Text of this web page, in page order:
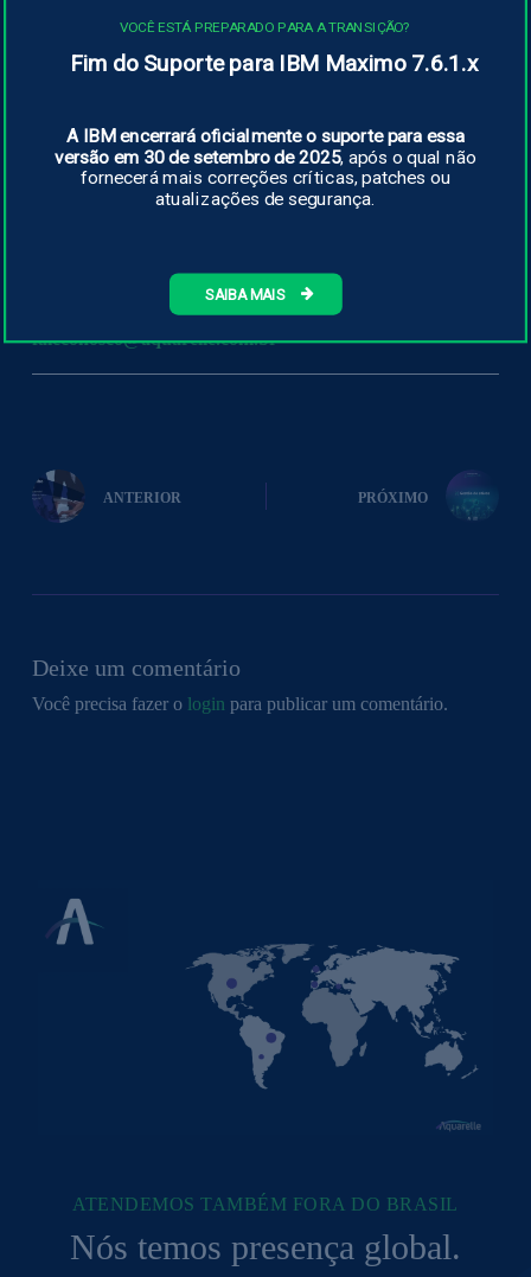
Para conhecer um pouco mais sobre a #aquarelle acesse:
https://www.terra.com.br/noticias/industria-40-iot-reduz-
custo-de-manutencao-em-ate-
https://digital.futurecom.com.br/conectividade/fabrica-
inteligente-e-conectada
https://www.linkedin.com/posts/aquarellebr_aquarelle-
utm_source=share&utm_medium=member_desktop
https://aquarelle.com.brou através do e-mail:
faleconosco@aquarelle.com.br
ANTERIOR PRÓXIMO
Deixe um comentário
Você precisa fazer o login para publicar um comentário.
ATENDEMOS TAMBÉM FORA DO BRASIL
Nós temos presença global.
SAIBA MAIS
VOCÊ ESTÁ PREPARADO PARA A TRANSIÇÃO?
Fim do Suporte para IBM Maximo 7.6.1.x
A IBM encerrará oficialmente o suporte para essa
versão em 30 de setembro de 2025, após o qual não
fornecerá mais correções críticas, patches ou
atualizações de segurança.